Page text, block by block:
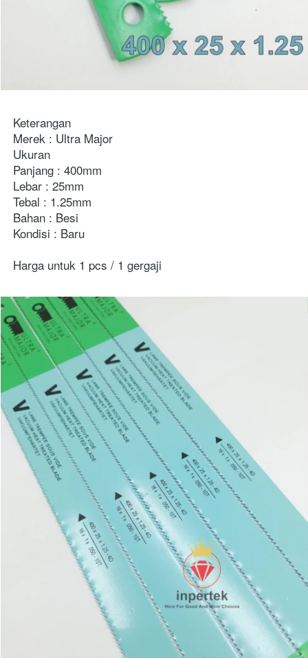
Keterangan
Merek : Ultra Major
Ukuran
Panjang : 400mm
Lebar : 25mm
Tebal : 1.25mm
Bahan : Besi
Kondisi : Baru
Harga untuk 1 pcs / 1 gergaji